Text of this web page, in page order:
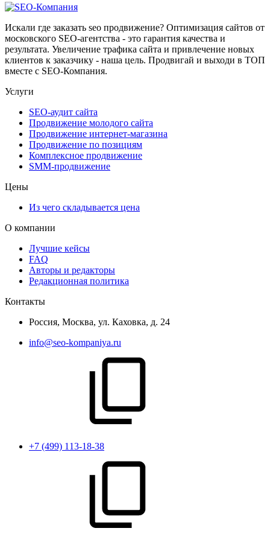
Искали где заказать seo продвижение? Оптимизация сайтов от
московского SEO-агентства - это гарантия качества и
результата. Увеличение трафика сайта и привлечение новых
клиентов к заказчику - наша цель. Продвигай и выходи в ТОП
вместе с SEO-Компания.
Услуги
SEO-аудит сайта
Продвижение молодого сайта
Продвижение интернет-магазина
Продвижение по позициям
Комплексное продвижение
SMM-продвижение
Цены
Из чего складывается цена
О компании
Лучшие кейсы
FAQ
Авторы и редакторы
Редакционная политика
Контакты
Россия, Москва, ул. Каховка, д. 24
info@seo-kompaniya.ru
+7 (499) 113-18-38